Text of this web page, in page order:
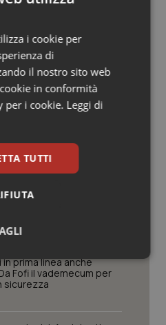
& Testa Collo
in
l’adeguamento dei
altissimo di perdere
in prima linea anche
Fofi il vademecum per
sicurezza
i cookie per
di
il nostro sito web
in conformità
per i cookie. Leggi di
TUTTI
Marketing